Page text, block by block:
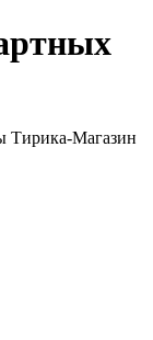
Тирика-Магазин